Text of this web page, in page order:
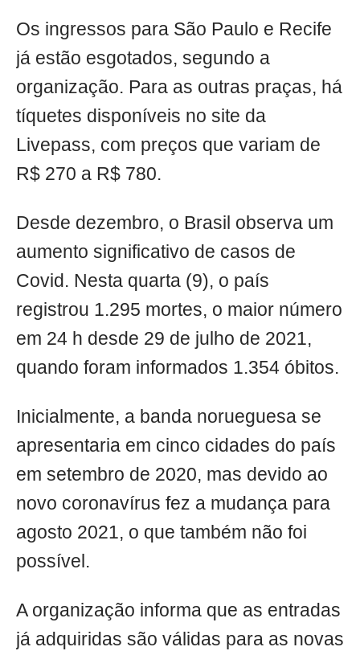
Os ingressos para São Paulo e Recife
já estão esgotados, segundo a
organização. Para as outras praças, há
tíquetes disponíveis no site da
Livepass, com preços que variam de
R$ 270 a R$ 780.
Desde dezembro, o Brasil observa um
aumento significativo de casos de
Covid. Nesta quarta (9), o país
registrou 1.295 mortes, o maior número
em 24 h desde 29 de julho de 2021,
quando foram informados 1.354 óbitos.
Inicialmente, a banda norueguesa se
apresentaria em cinco cidades do país
em setembro de 2020, mas devido ao
novo coronavírus fez a mudança para
agosto 2021, o que também não foi
possível.
A organização informa que as entradas
já adquiridas são válidas para as novas